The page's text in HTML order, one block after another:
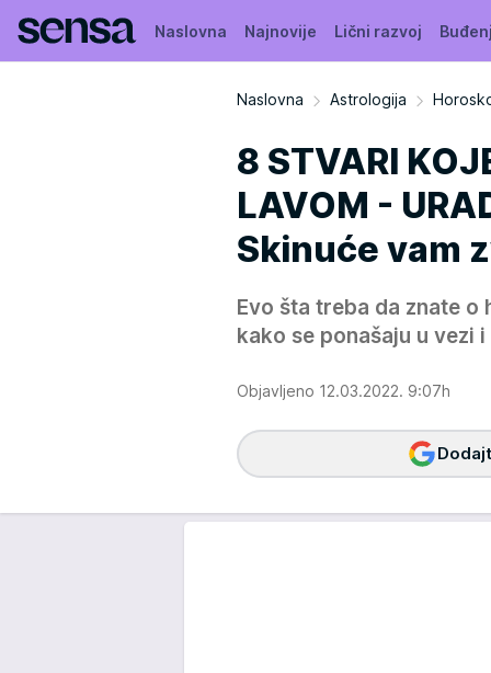
Naslovna Najnovije Lični razvoj
Naslovna Astrologija
8 STVARI
LAVOM -
Skinuće vam
Evo šta treba da znate o
kako se ponašaju u vezi
Objavljeno 12.03.2022. 9:07h